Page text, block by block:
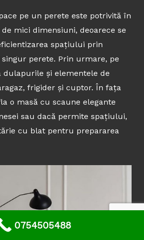
pe un perete este potrivită în
mici dimensiuni, deoarece se
spațiului prin
perete. Prin urmare, pe
dulapurile și elementele de
frigider și cuptor. În fața
o masă cu scaune elegante
sau dacă permite spațiului,
cu blat pentru prepararea
0754505488